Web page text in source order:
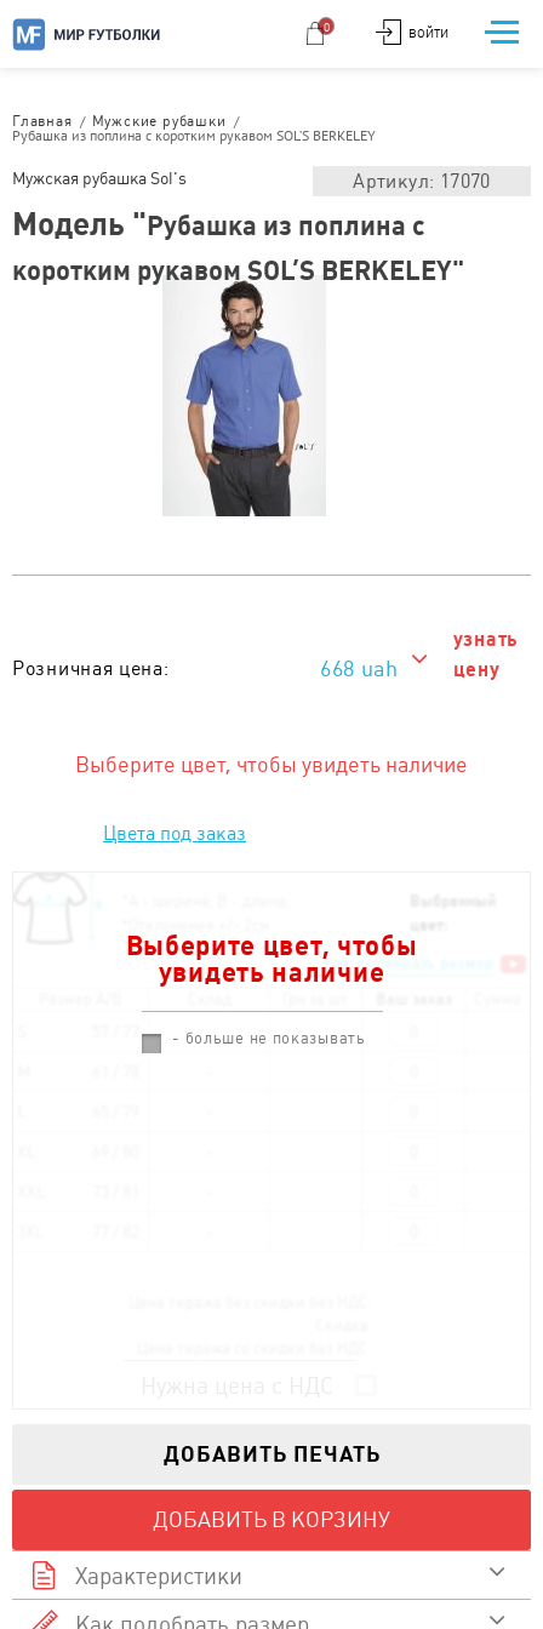
ВОЙТИ
0
Главная / Мужские рубашки /
Рубашка из поплина с коротким рукавом SOL’S BERKELEY
Розничная цена: 668 uah
узнать
цену
Выберите цвет, чтобы увидеть наличие
Цвета под заказ
Выберите цвет, чтобы
увидеть наличие
- больше не показывать
Выбранный
цвет:
Как подобрать размер
ДОБАВИТЬ ПЕЧАТЬ
ДОБАВИТЬ В КОРЗИНУ
Характеристики
Мужская рубашка Sol's Артикул: 17070
Модель "Рубашка из поплина с
коротким рукавом SOL’S BERKELEY"